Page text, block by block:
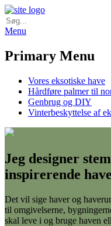
Menu
Primary Menu
Vores eksotiske have
Hårdføre palmer til
Genbrug og DIY
Vinterbeskyttelse af
Jeg designer
inspirerende
Det vil sige haver og
til omgivelserne,
skal leve i og bruge haven